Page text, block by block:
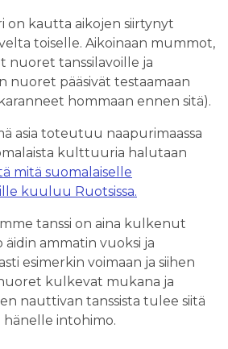
on kautta aikojen siirtynyt
toiselle. Aikoinaan mummot,
nuoret tanssilavoille ja
nuoret pääsivät testaamaan
hommaan ennen sitä).
asia toteutuu naapurimaassa
kulttuuria halutaan
mitä suomalaiselle
kuuluu Ruotsissa.
tanssi on aina kulkenut
äidin ammatin vuoksi ja
esimerkin voimaan ja siihen
kulkevat mukana ja
nauttivan tanssista tulee siitä
hänelle intohimo.